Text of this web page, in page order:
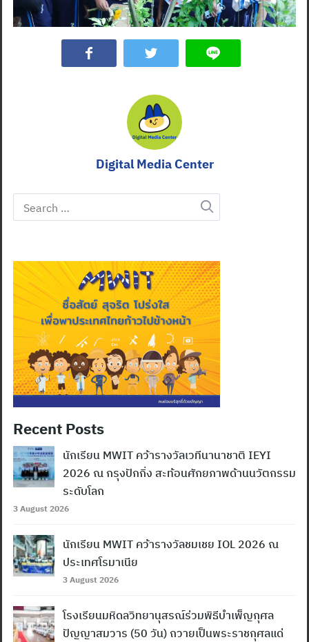
Digital Media Center
Search
for:
Recent Posts
นักเรียน MWIT คว้ารางวัลเวทีนานาชาติ IEYI
2026 ณ กรุงปักกิ่ง สะท้อนศักยภาพด้านนวัตกรรม
ระดับโลก
3 August 2026
นักเรียน MWIT คว้ารางวัลชมเชย IOL 2026 ณ
ประเทศโรมาเนีย
3 August 2026
โรงเรียนมหิดลวิทยานุสรณ์ร่วมพิธีบำเพ็ญกุศล
ปัญญาสมวาร (50 วัน) ถวายเป็นพระราชกุศลแด่